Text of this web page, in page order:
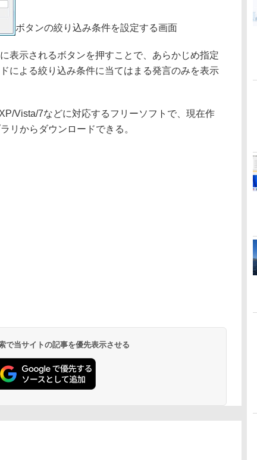
ボタンの絞り込み条件を設定する画面
表示されるボタンを押すことで、あらかじめ指定
による絞り込み条件に当てはまる発言のみを表示
Vista/7などに対応するフリーソフトで、現在作
リからダウンロードできる。
で当サイトの記事を優先表示させる